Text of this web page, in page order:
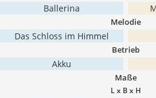
Ballerina
Melodie
Das Schloss im Himmel
Betrieb
Akku
Maße
L x B x H